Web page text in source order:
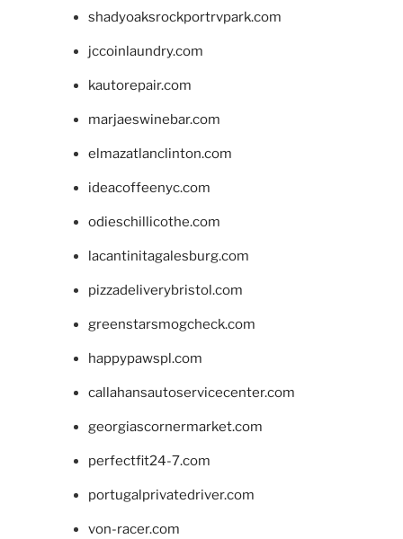
shadyoaksrockportrvpark.com
jccoinlaundry.com
kautorepair.com
marjaeswinebar.com
elmazatlanclinton.com
ideacoffeenyc.com
odieschillicothe.com
lacantinitagalesburg.com
pizzadeliverybristol.com
greenstarsmogcheck.com
happypawspl.com
callahansautoservicecenter.com
georgiascornermarket.com
perfectfit24-7.com
portugalprivatedriver.com
von-racer.com